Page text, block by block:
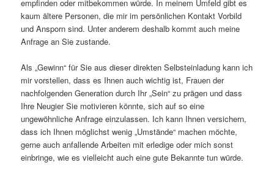
empfinden oder mitbekommen würde. In meinem Umfeld gibt es
kaum ältere Personen, die mir im persönlichen Kontakt Vorbild
und Ansporn sind. Unter anderem deshalb kommt auch meine
Anfrage an Sie zustande.
Als „Gewinn“ für Sie aus dieser direkten Selbsteinladung kann ich
mir vorstellen, dass es Ihnen auch wichtig ist, Frauen der
nachfolgenden Generation durch Ihr „Sein“ zu prägen und dass
Ihre Neugier Sie motivieren könnte, sich auf so eine
ungewöhnliche Anfrage einzulassen. Ich kann Ihnen versichern,
dass ich Ihnen möglichst wenig „Umstände“ machen möchte,
gerne auch anfallende Arbeiten mit erledige oder mich sonst
einbringe, wie es vielleicht auch eine gute Bekannte tun würde.